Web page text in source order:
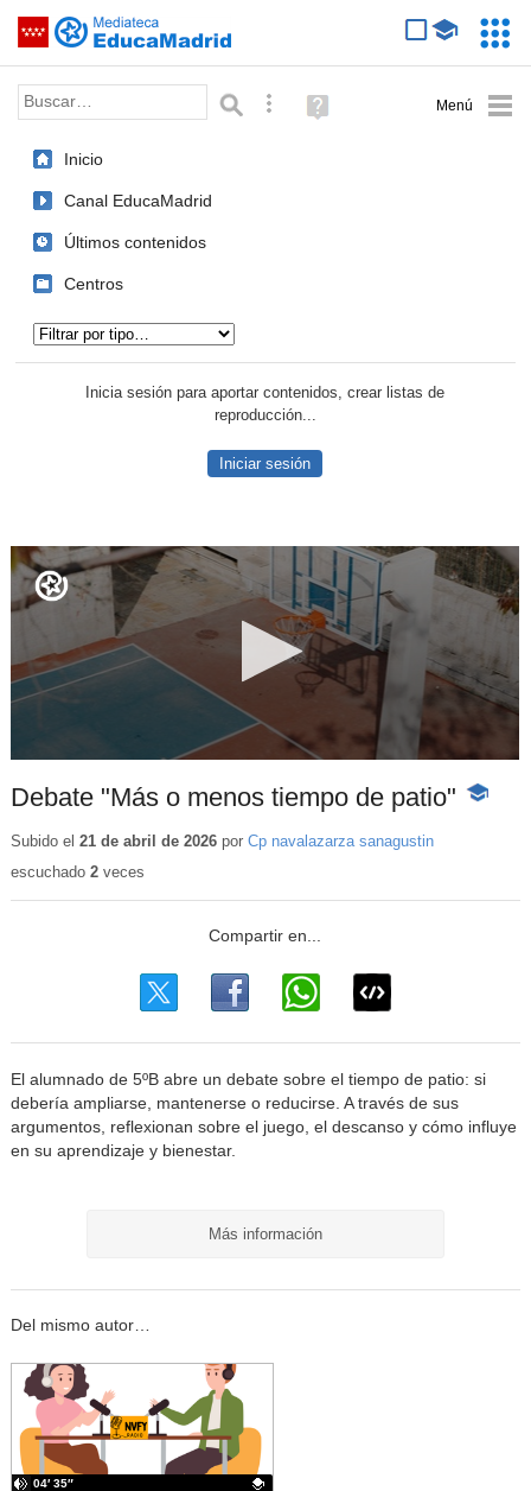
Saltar navegación
Palabra o frase: Búsqueda avanzada
Ayuda
(en
Inicio
Canal EducaMadrid
Últimos contenidos
Centros
Inicia sesión para aportar contenidos, crear listas de
reproducción...
Iniciar sesión
Debate "Más o menos tiempo de patio"
-
Subido el 21 de abril de 2026por Cp navalazarza sanagustin
escuchado 2veces
El alumnado de 5ºB abre un debate sobre el tiempo de patio: si
debería ampliarse, mantenerse o reducirse. A través de sus
argumentos, reflexionan sobre el juego, el descanso y cómo influye
en su aprendizaje y bienestar.
Más información
Del mismo autor…
04′ 35″